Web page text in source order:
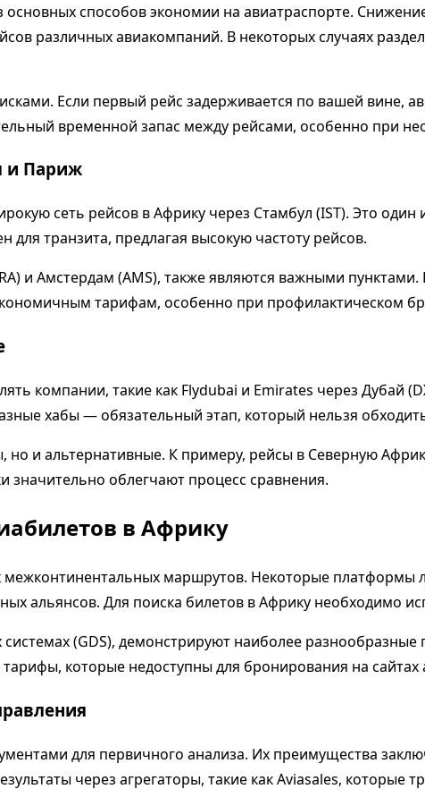
способов экономии на авиатраспорте.
различных авиакомпаний. В некоторых случаях
Если первый рейс задерживается по вашей вине,
временной запас между рейсами, особенно при
и Париж
сеть рейсов в Африку через Стамбул (IST). Это
транзита, предлагая высокую частоту рейсов.
и Амстердам (AMS), также являются важными пунктами.
тарифам, особенно при профилактическом
компании, такие как Flydubai и Emirates через Дубай
хабы — обязательный этап, который нельзя
и альтернативные. К примеру, рейсы в Северную
облегчают процесс сравнения.
в Африку
маршрутов. Некоторые платформы
альянсов. Для поиска билетов в Африку необходимо
(GDS), демонстрируют наиболее
которые недоступны для бронирования на
для первичного анализа. Их преимущества
через агрегаторы, такие как Aviasales,